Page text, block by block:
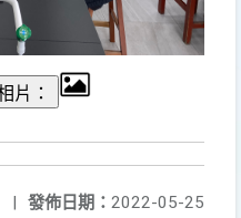
發佈日期： 2022-05-25
|